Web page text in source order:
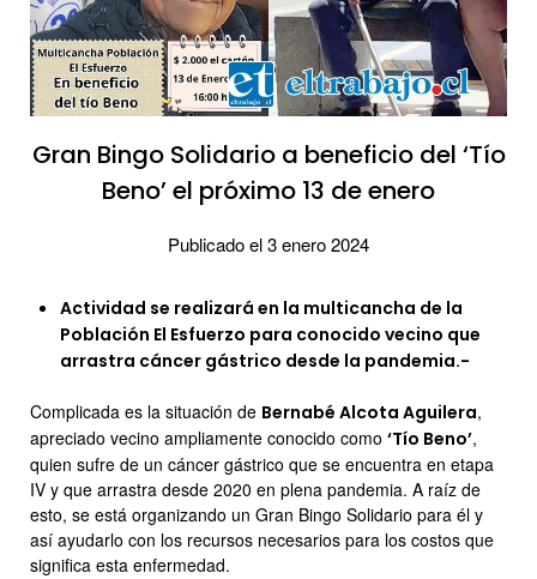
Gran Bingo Solidario a beneficio del ‘Tío
Beno’ el próximo 13 de enero
Publicado el 3 enero 2024
Actividad se realizará en la multicancha de la
Población El Esfuerzo para conocido vecino que
arrastra cáncer gástrico desde la pandemia.-
Complicada es la situación de Bernabé Alcota Aguilera,
apreciado vecino ampliamente conocido como ‘Tío Beno’,
quien sufre de un cáncer gástrico que se encuentra en etapa
IV y que arrastra desde 2020 en plena pandemia. A raíz de
esto, se está organizando un Gran Bingo Solidario para él y
así ayudarlo con los recursos necesarios para los costos que
significa esta enfermedad.